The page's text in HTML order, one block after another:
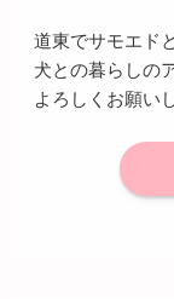
道東でサモエド
犬との暮らしの
よろしくお願い